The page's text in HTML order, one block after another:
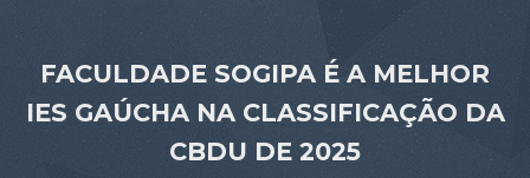
FACULDADE SOGIPA É A MELHOR
IES GAÚCHA NA CLASSIFICAÇÃO DA
CBDU DE 2025